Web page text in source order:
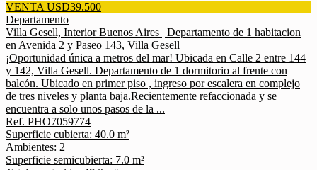
VENTA USD39.500
Departamento
Villa Gesell, Interior Buenos Aires | Departamento de 1 habitacion
en Avenida 2 y Paseo 143, Villa Gesell
¡Oportunidad única a metros del mar! Ubicada en Calle 2 entre 144
y 142, Villa Gesell. Departamento de 1 dormitorio al frente con
balcón. Ubicado en primer piso , ingreso por escalera en complejo
de tres niveles y planta baja.Recientemente refaccionada y se
encuentra a solo unos pasos de la ...
Ref. PHO7059774
Superficie cubierta: 40.0 m²
Ambientes: 2
Superficie semicubierta: 7.0 m²